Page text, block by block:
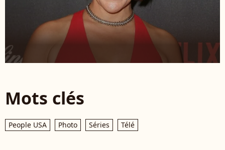
Mots clés
People USA Photo Séries Télé